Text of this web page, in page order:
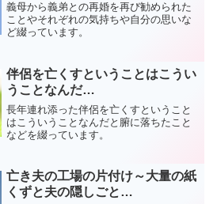
義母から義弟との再婚を再び勧められた
ことやそれぞれの気持ちや自分の思いな
ど綴っています。
伴侶を亡くすということはこうい
うことなんだ…
長年連れ添った伴侶を亡くすということ
はこういうことなんだと腑に落ちたこと
などを綴っています。
亡き夫の工場の片付け～大量の紙
くずと夫の隠しごと…